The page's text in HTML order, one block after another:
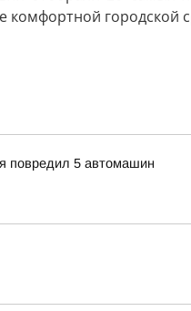
городской
повредил 5 автомашин